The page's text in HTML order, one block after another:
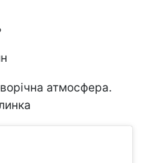
атмосфера.